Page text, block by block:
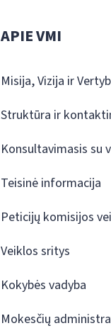
APIE VMI
Misija, Vizija ir
Struktūra ir
Konsultavimasis su
Teisinė informacija
Peticijų komisijos
Veiklos sritys
Kokybės vadyba
Mokesčių